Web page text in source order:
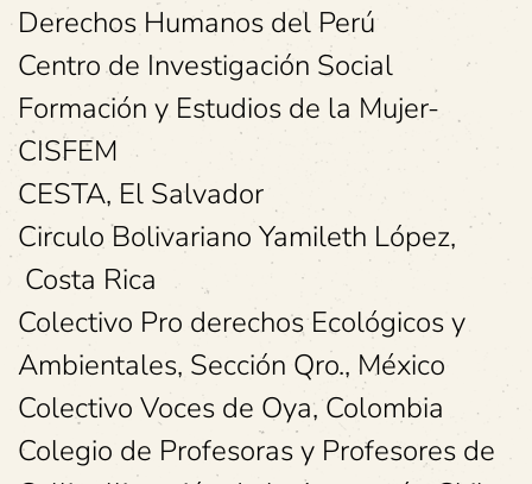
Derechos Humanos del Perú
Centro de Investigación Social
Formación y Estudios de la Mujer-
CISFEM
CESTA, El Salvador
Circulo Bolivariano Yamileth López,
Costa Rica
Colectivo Pro derechos Ecológicos y
Ambientales, Sección Qro., México
Colectivo Voces de Oya, Colombia
Colegio de Profesoras y Profesores de